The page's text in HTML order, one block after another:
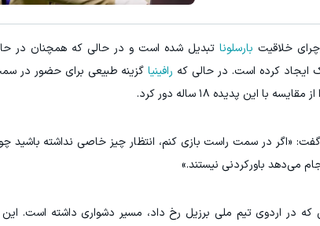
خلاقیت بارسلونا تبدیل شده است و در حالی که همچنان در
کرده است. در حالی که رافینیاگزینه طبیعی برای حضور در
این پدیده ۱۸ ساله دور کرد.
گفت: «اگر در سمت راست بازی کنم، انتظار چیز خاصی نداشته باشید
می‌دهد باورکردنی نیستند.»
در اردوی تیم ملی برزیل رخ داد، مسیر دشواری داشته است. این